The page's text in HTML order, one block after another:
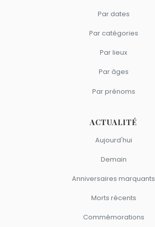
Par dates
Par catégories
Par lieux
Par âges
Par prénoms
ACTUALITÉ
Aujourd'hui
Demain
Anniversaires marquants
Morts récents
Commémorations